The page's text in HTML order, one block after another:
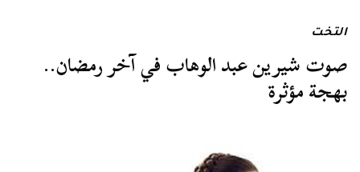
التخت
صوت شيرين عبد الوهاب في آخر رمضان..
بهجة مؤثرة